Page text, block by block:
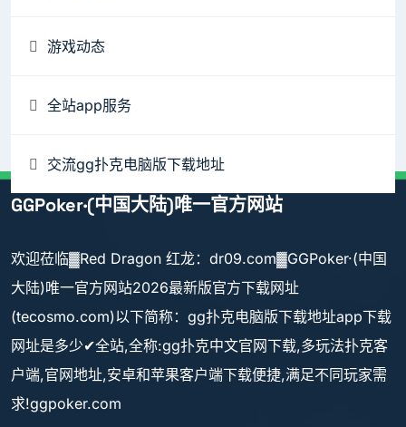
游戏动态
全站app服务
交流gg扑克电脑版下载地址
GGPoker·(中国大陆)唯一官方网站
欢迎莅临▓Red Dragon 红龙：dr09.com▓GGPoker·(中国
大陆)唯一官方网站2026最新版官方下载网址
(tecosmo.com)以下简称：gg扑克电脑版下载地址app下载
网址是多少✔全站,全称:gg扑克中文官网下载,多玩法扑克客
户端,官网地址,安卓和苹果客户端下载便捷,满足不同玩家需
求!ggpoker.com